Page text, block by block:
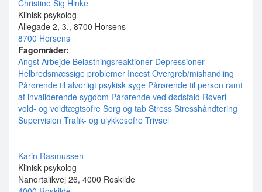
Christine Sig Hinke
Klinisk psykolog
Allegade 2, 3., 8700 Horsens
8700 Horsens
Fagområder:
Angst Arbejde Belastningsreaktioner Depressioner
Helbredsmæssige problemer Incest Overgreb/mishandling
Pårørende til alvorligt psykisk syge Pårørende til person ramt
af invaliderende sygdom Pårørende ved dødsfald Røveri-
vold- og voldtægtsofre Sorg og tab Stress Stresshåndtering
Supervision Trafik- og ulykkesofre Trivsel
Karin Rasmussen
Klinisk psykolog
Nanortalikvej 26, 4000 Roskilde